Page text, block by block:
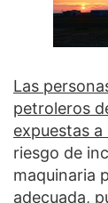
Las
petroleros
expuestas
riesgo de
maquinaria
adecuada,